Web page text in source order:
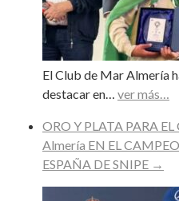
El Club de Mar Almería
destacar en… ver más…
ORO Y PLATA PARA
Almería EN EL
ESPAÑA DE SNIPE →